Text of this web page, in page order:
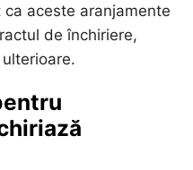
aceste aranjamente
de închiriere,